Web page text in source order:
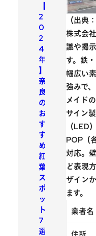
（出典：
株式会
識や掲
す。鉄
幅広い
強みで
メイド
サイン
（LED
POP（
対応。
ど表現
ザイン
ます。
業者名
【
2
0
2
4
年
】
奈
良
の
お
す
す
め
紅
葉
ス
ポ
ッ
ト
7
選